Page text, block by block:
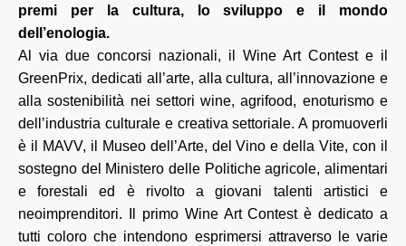
premi per la cultura, lo sviluppo e il mondo
dell’enologia.
Al via due concorsi nazionali, il Wine Art Contest e il
GreenPrix, dedicati all’arte, alla cultura, all’innovazione e
alla sostenibilità nei settori wine, agrifood, enoturismo e
dell’industria culturale e creativa settoriale. A promuoverli
è il MAVV, il Museo dell’Arte, del Vino e della Vite, con il
sostegno del Ministero delle Politiche agricole, alimentari
e forestali ed è rivolto a giovani talenti artistici e
neoimprenditori. Il primo Wine Art Contest è dedicato a
tutti coloro che intendono esprimersi attraverso le varie